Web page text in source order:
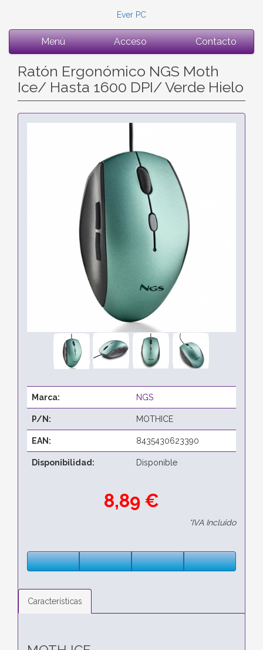
Ever PC
Menú Acceso Contacto
Ratón Ergonómico NGS Moth
Ice/ Hasta 1600 DPI/ Verde Hielo
Marca: NGS
P/N: MOTHICE
EAN: 8435430623390
Disponibilidad: Disponible
8,89 €
*IVA Incluido
Características